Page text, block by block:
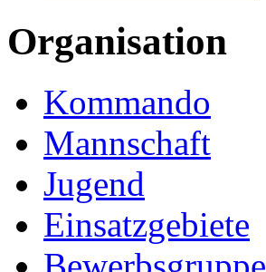
Organisation
Kommando
Mannschaft
Jugend
Einsatzgebiete